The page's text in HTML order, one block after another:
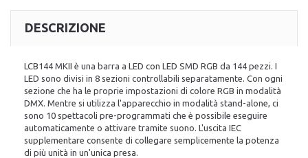
DESCRIZIONE
LCB144 MKII è una barra a LED con LED SMD RGB da 144 pezzi. I
LED sono divisi in 8 sezioni controllabili separatamente. Con ogni
sezione che ha le proprie impostazioni di colore RGB in modalità
DMX. Mentre si utilizza l'apparecchio in modalità stand-alone, ci
sono 10 spettacoli pre-programmati che è possibile eseguire
automaticamente o attivare tramite suono. L'uscita IEC
supplementare consente di collegare semplicemente la potenza
di più unità in un'unica presa.